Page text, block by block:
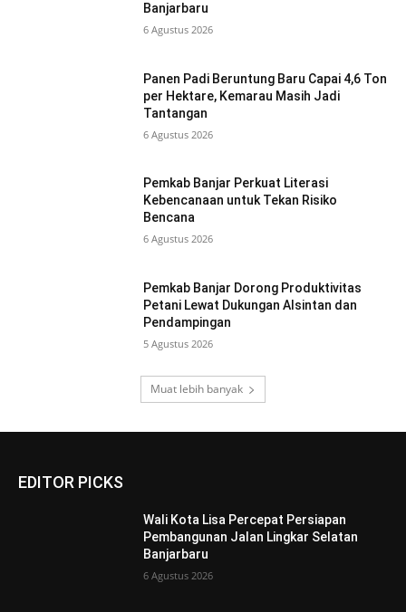
Banjarbaru
6 Agustus 2026
Panen Padi Beruntung Baru Capai 4,6 Ton
per Hektare, Kemarau Masih Jadi
Tantangan
6 Agustus 2026
Pemkab Banjar Perkuat Literasi
Kebencanaan untuk Tekan Risiko
Bencana
6 Agustus 2026
Pemkab Banjar Dorong Produktivitas
Petani Lewat Dukungan Alsintan dan
Pendampingan
5 Agustus 2026
Muat lebih banyak
EDITOR PICKS
Wali Kota Lisa Percepat Persiapan
Pembangunan Jalan Lingkar Selatan
Banjarbaru
6 Agustus 2026